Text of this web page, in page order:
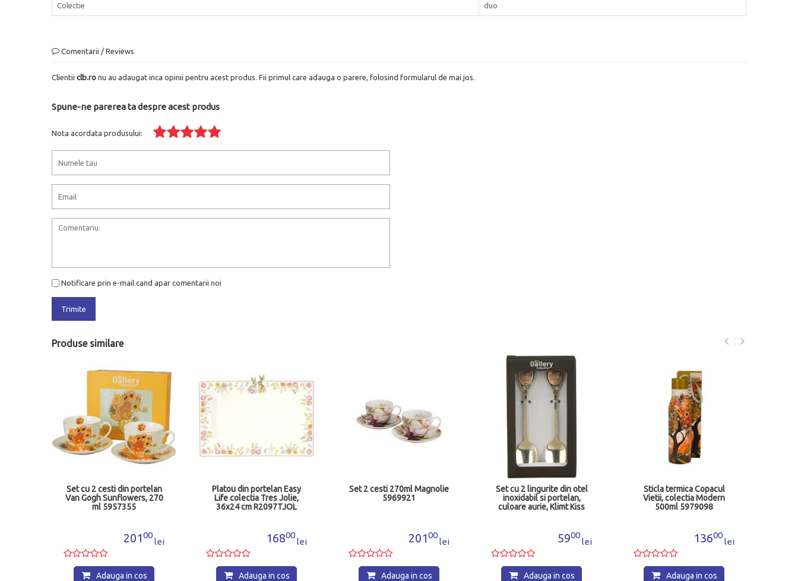
Colectie duo
Comentarii / Reviews
Clientii clb.ro nu au adaugat inca opinii pentru acest produs. Fii primul care adauga o parere, folosind formularul de mai jos.
Spune-ne parerea ta despre acest produs
Nota acordata produsului:
Notificare prin e-mail cand apar comentarii noi
Trimite
Produse similare
Set cu 2 cesti din portelan
Van Gogh Sunflowers, 270
ml 5957355
20100
lei
Adauga in cos
Platou din portelan Easy
Life colectia Tres Jolie,
36x24 cm R2097TJOL
16800
lei
Adauga in cos
Set 2 cesti 270ml Magnolie
5969921
20100
lei
Adauga in cos
Set cu 2 lingurite din otel
inoxidabil si portelan,
culoare aurie, Klimt Kiss
5900
lei
Adauga in cos
Sticla termica Copacul
Vietii, colectia Modern
500ml 5979098
13600
lei
Adauga in cos